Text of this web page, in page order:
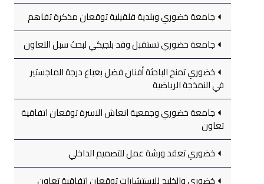
جامعة خضوري وبلدية قلقيلية توقعان مذكرة تفاهم
جامعة خضوري تستقبل وفد بلجيكي لبحث سبل التعاون
خضوري تمنح الباحثة أفنان فضل بعباع درجة الماجستير
في النمذجة الرياضية
جامعة خضوري وجمعية انعاش الاسرة توقعان اتفاقية
تعاون
خضوري تعقد ورشة عمل للتصميم الداخلي